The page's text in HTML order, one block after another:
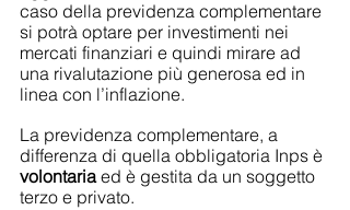
caso della previdenza complementare
si potrà optare per investimenti nei
mercati finanziari e quindi mirare ad
una rivalutazione più generosa ed in
linea con l’inflazione.
La previdenza complementare, a
differenza di quella obbligatoria Inps è
volontaria ed è gestita da un soggetto
terzo e privato.